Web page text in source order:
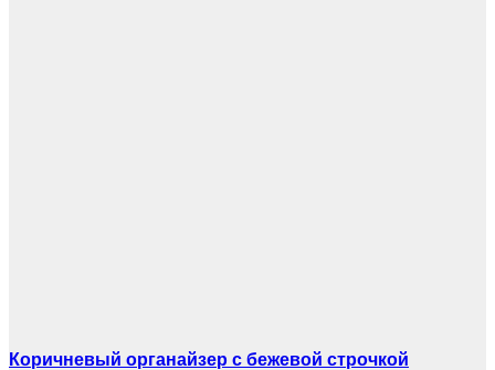
Коричневый органайзер с бежевой строчкой